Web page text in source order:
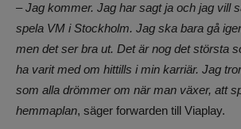
– Jag kommer. Jag har sagt ja och jag vill
spela VM i Stockholm. Jag ska bara gå
men det ser bra ut. Det är nog det största
ha varit med om hittills i min karriär. Jag
som alla drömmer om när man växer, att
hemmaplan, säger forwarden till Viaplay.